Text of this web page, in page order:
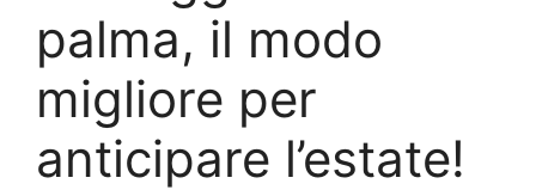
palma, il modo
migliore per
anticipare l’estate!